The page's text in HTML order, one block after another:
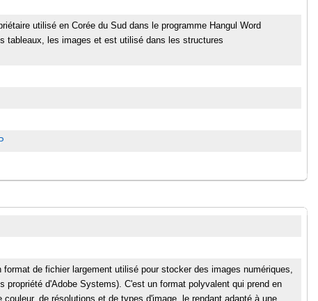
utilisé en Corée du Sud dans le programme Hangul Word
tableaux, les images et est utilisé dans les structures
format de fichier largement utilisé pour stocker des images numériques,
propriété d'Adobe Systems). C'est un format polyvalent qui prend en
couleur, de résolutions et de types d'image, le rendant adapté à une